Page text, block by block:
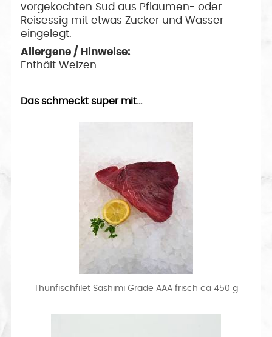
vorgekochten Sud aus Pflaumen- oder
Reisessig mit etwas Zucker und Wasser
eingelegt.
Allergene / Hinweise:
Enthält Weizen
Das schmeckt super mit...
Thunfischfilet Sashimi Grade AAA frisch ca 450 g